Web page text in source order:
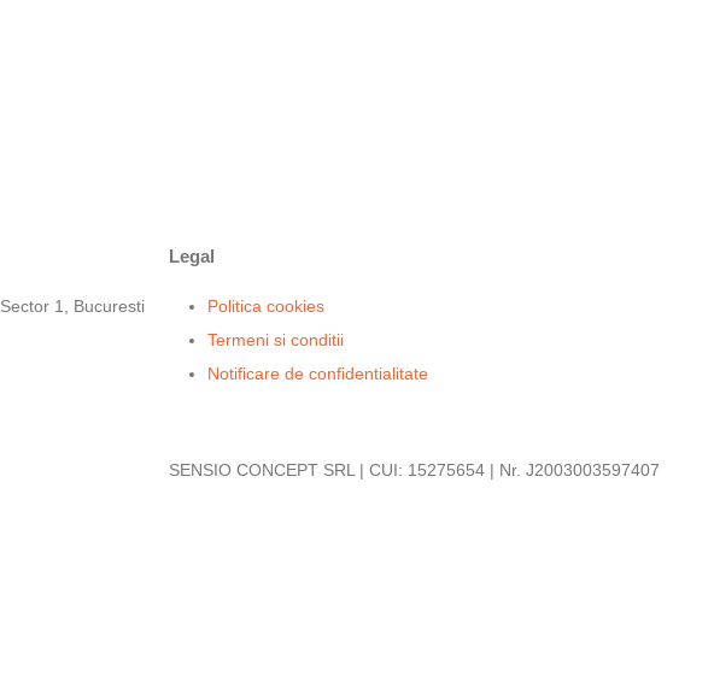
1, Bucuresti
Legal
Politica cookies
Termeni si conditii
Notificare de confidentialitate
SENSIO CONCEPT SRL | CUI: 15275654 | Nr. J2003003597407